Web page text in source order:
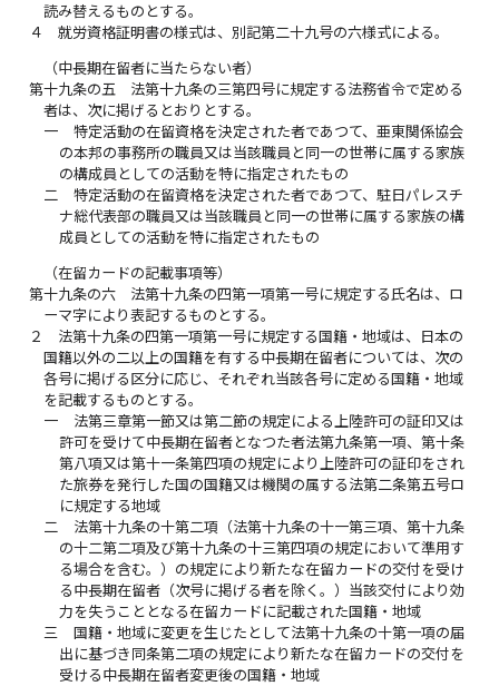
読み替えるものとする。
４
就労資格証明書の様式は、別記第二十九号の六様式による。
（中長期在留者に当たらない者）
第十九条の五
法第十九条の三第四号に規定する法務省令で定める
者は、次に掲げるとおりとする。
一
特定活動の在留資格を決定された者であつて、亜東関係協会
の本邦の事務所の職員又は当該職員と同一の世帯に属する家族
の構成員としての活動を特に指定されたもの
二
特定活動の在留資格を決定された者であつて、駐日パレスチ
ナ総代表部の職員又は当該職員と同一の世帯に属する家族の構
成員としての活動を特に指定されたもの
（在留カードの記載事項等）
第十九条の六
法第十九条の四第一項第一号に規定する氏名は、ロ
ーマ字により表記するものとする。
２
法第十九条の四第一項第一号に規定する国籍・地域は、日本の
国籍以外の二以上の国籍を有する中長期在留者については、次の
各号に掲げる区分に応じ、それぞれ当該各号に定める国籍・地域
を記載するものとする。
一
法第三章第一節又は第二節の規定による上陸許可の証印又は
許可を受けて中長期在留者となつた者法第九条第一項、第十条
第八項又は第十一条第四項の規定により上陸許可の証印をされ
た旅券を発行した国の国籍又は機関の属する法第二条第五号ロ
に規定する地域
二
法第十九条の十第二項（法第十九条の十一第三項、第十九条
の十二第二項及び第十九条の十三第四項の規定において準用す
る場合を含む。）の規定により新たな在留カードの交付を受け
る中長期在留者（次号に掲げる者を除く。）当該交付により効
力を失うこととなる在留カードに記載された国籍・地域
三
国籍・地域に変更を生じたとして法第十九条の十第一項の届
出に基づき同条第二項の規定により新たな在留カードの交付を
受ける中長期在留者変更後の国籍・地域